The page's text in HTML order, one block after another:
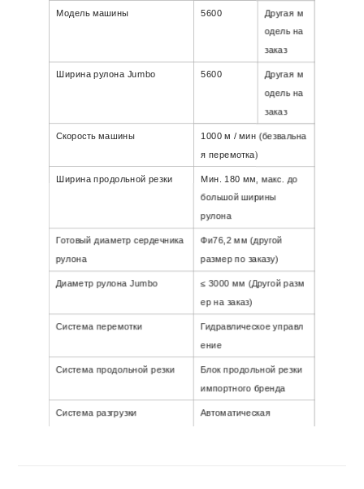
Модель машины 5600
Другая м
одель на
заказ
Ширина рулона Jumbo 5600
Другая м
одель на
заказ
Скорость машины
1000 м / мин (безвальна
я перемотка)
Ширина продольной резки
Мин. 180 мм, макс. до
большой ширины
рулона
Готовый диаметр сердечника
рулона
Фи76,2 мм (другой
размер по заказу)
Диаметр рулона Jumbo ≤ 3000 мм (Другой разм
ер на заказ)
Система перемотки
Гидравлическое управл
ение
Система продольной резки
Блок продольной резки
импортного бренда
Система разгрузки
Автоматическая